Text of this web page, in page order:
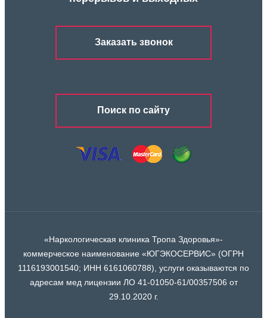
Заказать звонок
Поиск по сайту
«Наркологическая клиника Тропа Здоровья»-
коммерческое наименование «ЮГЭКОСЕРВИС» (ОГРН
1116193001540; ИНН 6161060788), услуги оказываются по
адресам мед лицензии ЛО 41-01050-61/00357506 от
29.10.2020 г.